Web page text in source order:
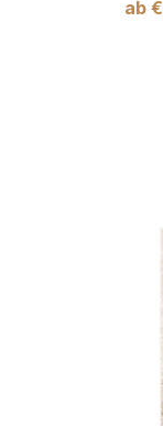
ab €